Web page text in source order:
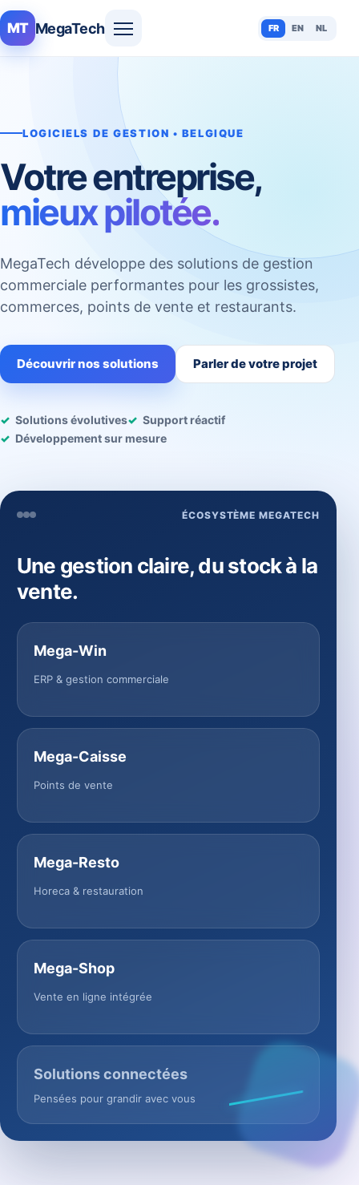
MT MegaTech FR EN NL
LOGICIELS DE GESTION • BELGIQUE
Votre entreprise,
mieux pilotée.
MegaTech développe des solutions de gestion
commerciale performantes pour les grossistes,
commerces, points de vente et restaurants.
Découvrir nos solutions Parler de votre projet
Solutions évolutives
Support réactif
Développement sur mesure
ÉCOSYSTÈME MEGATECH
Une gestion claire, du stock à la
vente.
Mega-Win
ERP & gestion commerciale
Mega-Caisse
Points de vente
Mega-Resto
Horeca & restauration
Mega-Shop
Vente en ligne intégrée
Solutions connectées
Pensées pour grandir avec vous